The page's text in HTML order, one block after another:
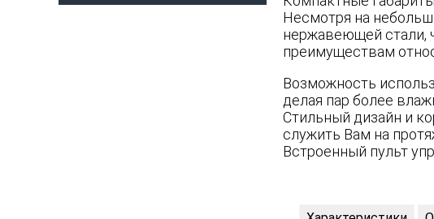
Несмотря на
нержавеющей стали,
преимуществам
Возможность
делая пар более
Стильный дизайн и
служить Вам на
Встроенный пульт